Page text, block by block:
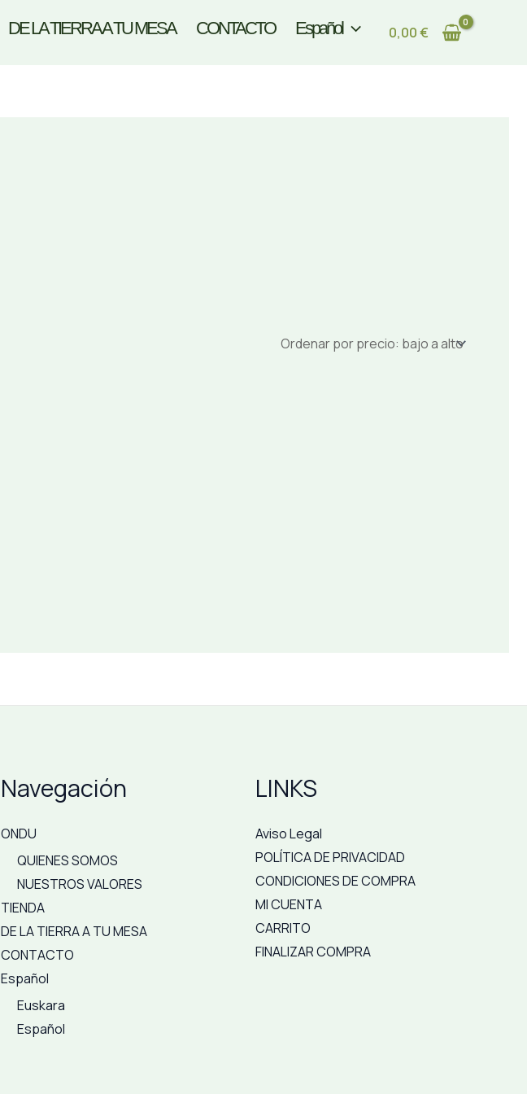
DE LA TIERRA A TU MESA CONTACTO Español 0,00€
Navegación
ONDU
QUIENES SOMOS
NUESTROS VALORES
TIENDA
DE LA TIERRA A TU MESA
CONTACTO
Español
Euskara
Español
LINKS
Aviso Legal
POLÍTICA DE PRIVACIDAD
CONDICIONES DE COMPRA
MI CUENTA
CARRITO
FINALIZAR COMPRA